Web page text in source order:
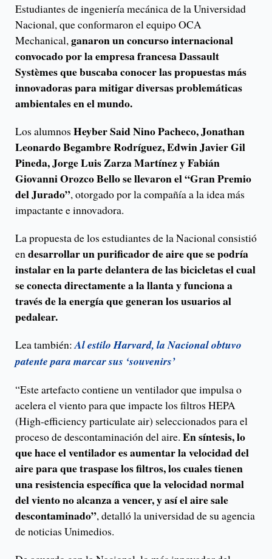
Estudiantes de ingeniería mecánica de la Universidad
Nacional, que conformaron el equipo OCA
Mechanical, ganaron un concurso internacional
convocado por la empresa francesa Dassault
Systèmes que buscaba conocer las propuestas más
innovadoras para mitigar diversas problemáticas
ambientales en el mundo.
Los alumnos Heyber Said Nino Pacheco, Jonathan
Leonardo Begambre Rodríguez, Edwin Javier Gil
Pineda, Jorge Luis Zarza Martínez y Fabián
Giovanni Orozco Bello se llevaron el “Gran Premio
del Jurado”, otorgado por la compañía a la idea más
impactante e innovadora.
La propuesta de los estudiantes de la Nacional consistió
en desarrollar un purificador de aire que se podría
instalar en la parte delantera de las bicicletas el cual
se conecta directamente a la llanta y funciona a
través de la energía que generan los usuarios al
pedalear.
Lea también: Al estilo Harvard, la Nacional obtuvo
patente para marcar sus ‘souvenirs’
“Este artefacto contiene un ventilador que impulsa o
acelera el viento para que impacte los filtros HEPA
(High-efficiency particulate air) seleccionados para el
proceso de descontaminación del aire. En síntesis, lo
que hace el ventilador es aumentar la velocidad del
aire para que traspase los filtros, los cuales tienen
una resistencia específica que la velocidad normal
del viento no alcanza a vencer, y así el aire sale
descontaminado”, detalló la universidad de su agencia
de noticias Unimedios.